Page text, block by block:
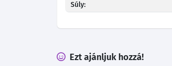
Súly:
Ezt ajánljuk hozzá!